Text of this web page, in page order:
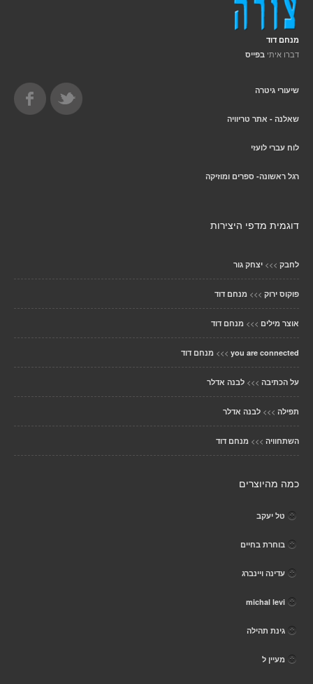
מנחם דוד
דברו איתי בפייס
שיעורי גיטרה
שאלנה - אתר טריוויה
לוח עברי לועזי
רגל ראשונה- ספרים ומוזיקה
דוגמית מדפי היצירות
לחבק >>> יצחק גור
פוקוס ירוק >>> מנחם דוד
אוצר מילים >>> מנחם דוד
you are connected
>>> מנחם דוד
על הכתיבה >>> לבנה אדלר
תפילה >>> לבנה אדלר
השתחוויה >>> מנחם דוד
כמה מהיוצרים
טל יעקב
בוחרת בחיים
עדינה ויינברג
michal levi
גינת תהילה
מעיין ל